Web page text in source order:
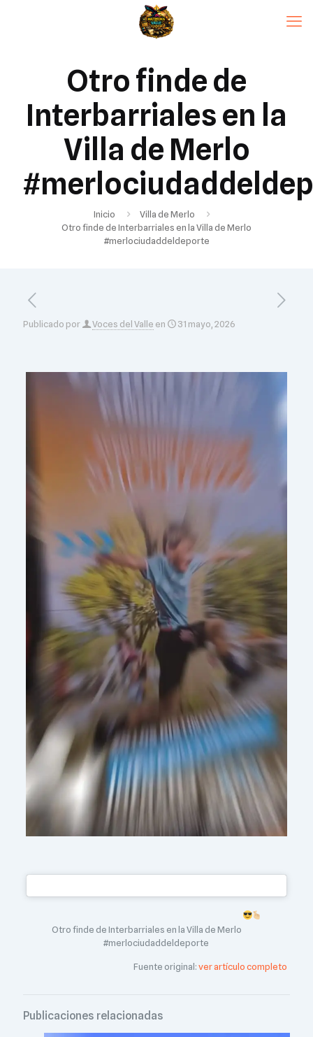
Otro finde de
Interbarriales en la
Villa de Merlo
Inicio
Villa de Merlo
Otro finde de Interbarriales en la Villa de Merlo
#merlociudaddeldeporte
Publicado por Voces del Valle en 31 mayo, 2026
Otro finde de Interbarriales en la Villa de Merlo
#merlociudaddeldeporte
Fuente original:ver artículo completo
Publicaciones relacionadas